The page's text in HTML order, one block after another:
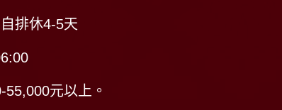
排休4-5天
元以上。